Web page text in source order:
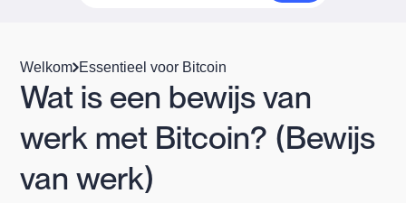
Welkom Essentieel voor Bitcoin
Wat is een bewijs van
werk met Bitcoin? (Bewijs
van werk)